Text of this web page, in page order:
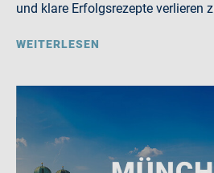
und klare Erfolgsrezepte verlieren
WEITERLESEN